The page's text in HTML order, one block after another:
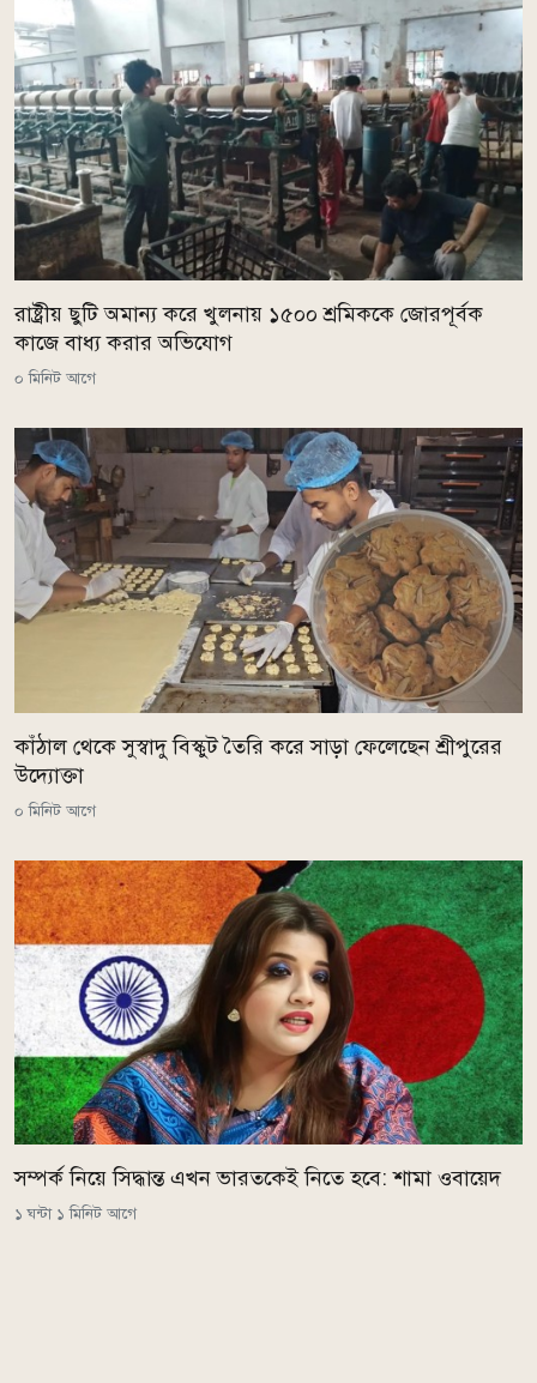
রাষ্ট্রীয় ছুটি অমান্য করে খুলনায় ১৫০০ শ্রমিককে জোরপূর্বক
কাজে বাধ্য করার অভিযোগ
০ মিনিট আগে
কাঁঠাল থেকে সুস্বাদু বিস্কুট তৈরি করে সাড়া ফেলেছেন শ্রীপুরের
উদ্যোক্তা
০ মিনিট আগে
সম্পর্ক নিয়ে সিদ্ধান্ত এখন ভারতকেই নিতে হবে: শামা ওবায়েদ
১ ঘন্টা ১ মিনিট আগে